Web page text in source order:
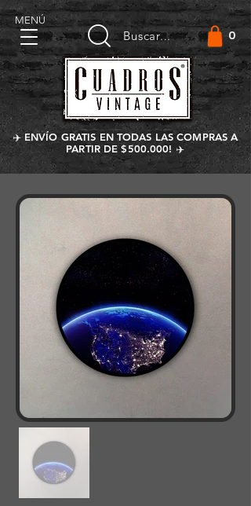
Buscar...
MENÚ
0
✈️ ENVÍO GRATIS EN TODAS LAS COMPRAS A
PARTIR DE $500.000! ✈️